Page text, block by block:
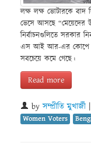
লক্ষ লক্ষ ভোটারকে বাদ
ভেসে আসছে “মেয়েদের
নির্বাচনগুলিতে সরকার
এস আই আর-এর কোপে গত
সবচেয়ে কমে গেছে।
Read more
byসম্প্রীতি মুখার্জী
Women Voters